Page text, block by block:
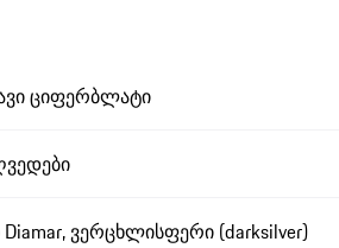
ციფერბლატი
ვერცხლისფერი (darksilver)